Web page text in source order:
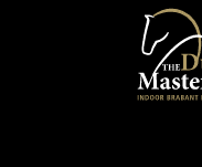
Terug naar hoofdinhoud